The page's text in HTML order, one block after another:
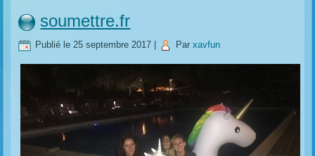
soumettre.fr
Publié le 25 septembre 2017 Par xavfun